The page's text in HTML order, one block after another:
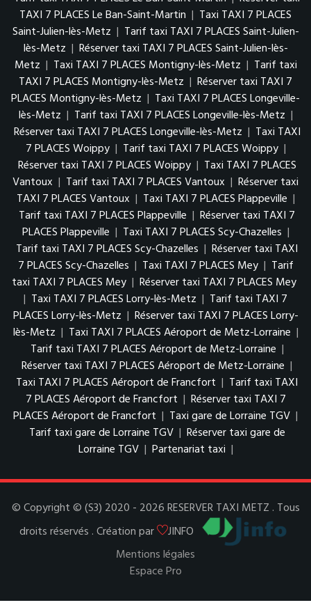
TAXI 7 PLACES Le Ban-Saint-Martin | Taxi TAXI 7 PLACES
Saint-Julien-lès-Metz | Tarif taxi TAXI 7 PLACES Saint-Julien-
lès-Metz | Réserver taxi TAXI 7 PLACES Saint-Julien-lès-
Metz | Taxi TAXI 7 PLACES Montigny-lès-Metz | Tarif taxi
TAXI 7 PLACES Montigny-lès-Metz | Réserver taxi TAXI 7
PLACES Montigny-lès-Metz | Taxi TAXI 7 PLACES Longeville-
lès-Metz | Tarif taxi TAXI 7 PLACES Longeville-lès-Metz |
Réserver taxi TAXI 7 PLACES Longeville-lès-Metz | Taxi TAXI
7 PLACES Woippy | Tarif taxi TAXI 7 PLACES Woippy |
Réserver taxi TAXI 7 PLACES Woippy | Taxi TAXI 7 PLACES
Vantoux | Tarif taxi TAXI 7 PLACES Vantoux | Réserver taxi
TAXI 7 PLACES Vantoux | Taxi TAXI 7 PLACES Plappeville |
Tarif taxi TAXI 7 PLACES Plappeville | Réserver taxi TAXI 7
PLACES Plappeville | Taxi TAXI 7 PLACES Scy-Chazelles |
Tarif taxi TAXI 7 PLACES Scy-Chazelles | Réserver taxi TAXI
7 PLACES Scy-Chazelles | Taxi TAXI 7 PLACES Mey | Tarif
taxi TAXI 7 PLACES Mey | Réserver taxi TAXI 7 PLACES Mey
| Taxi TAXI 7 PLACES Lorry-lès-Metz | Tarif taxi TAXI 7
PLACES Lorry-lès-Metz | Réserver taxi TAXI 7 PLACES Lorry-
lès-Metz | Taxi TAXI 7 PLACES Aéroport de Metz-Lorraine |
Tarif taxi TAXI 7 PLACES Aéroport de Metz-Lorraine |
Réserver taxi TAXI 7 PLACES Aéroport de Metz-Lorraine |
Taxi TAXI 7 PLACES Aéroport de Francfort | Tarif taxi TAXI
7 PLACES Aéroport de Francfort | Réserver taxi TAXI 7
PLACES Aéroport de Francfort | Taxi gare de Lorraine TGV |
Tarif taxi gare de Lorraine TGV | Réserver taxi gare de
Lorraine TGV | Partenariat taxi |
© Copyright © (S3) 2020 - 2026 RESERVER TAXI METZ . Tous
droits réservés . Création par
JINFO
Mentions légales
Espace Pro